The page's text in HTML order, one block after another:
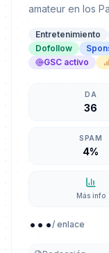
amateur en los
Entretenimiento
Dofollow
GSC activo
DA
36
SPAM
4%
Más info
.../ enlace